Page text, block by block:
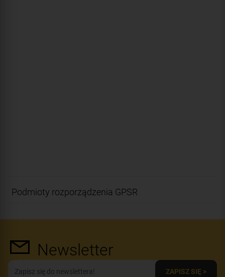
Podmioty rozporządzenia GPSR
Newsletter
ZAPISZ SIĘ >